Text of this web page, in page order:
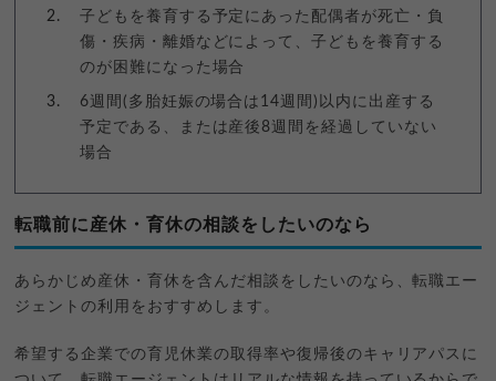
子どもを養育する予定にあった配偶者が死亡・負
傷・疾病・離婚などによって、子どもを養育する
のが困難になった場合
6週間(多胎妊娠の場合は14週間)以内に出産する
予定である、または産後8週間を経過していない
場合
転職前に産休・育休の相談をしたいのなら
あらかじめ産休・育休を含んだ相談をしたいのなら、転職エー
ジェントの利用をおすすめします。
希望する企業での育児休業の取得率や復帰後のキャリアパスに